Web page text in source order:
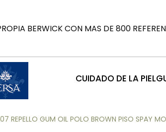
BERWICK CON MAS DE 800
CUIDADO DE LA PIEL
REPELLO GUM OIL POLO BROWN PISO SPAY